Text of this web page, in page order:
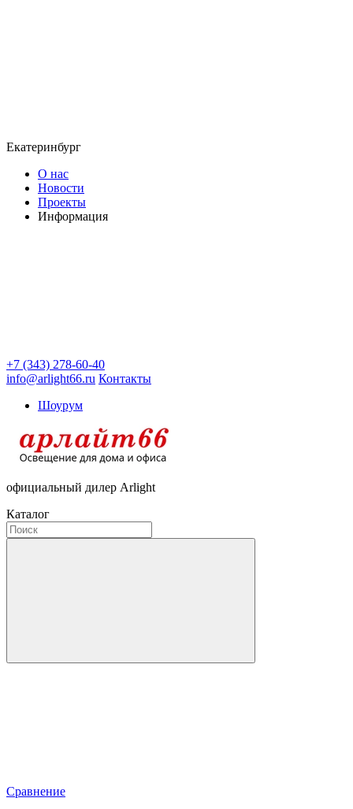
Екатеринбург
О нас
Новости
Проекты
Информация
+7 (343) 278-60-40
info@arlight66.ru Контакты
Шоурум
официальный дилер Arlight
Каталог
Сравнение